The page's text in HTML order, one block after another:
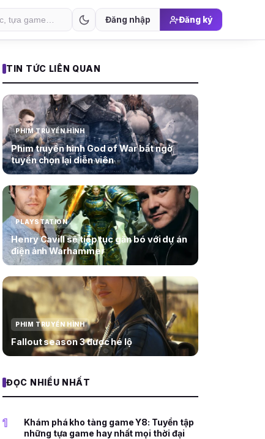
Đăng nhập Đăng ký
TIN TỨC LIÊN QUAN
PHIM TRUYỀN HÌNH
Phim truyền hình God of War bất ngờ
tuyển chọn lại diễn viên
PLAYSTATION
Henry Cavill sẽ tiếp tục gắn bó với dự án
điện ảnh Warhammer
PHIM TRUYỀN HÌNH
Fallout season 3 được hé lộ
ĐỌC NHIỀU NHẤT
1
Khám phá kho tàng game Y8: Tuyển tập
những tựa game hay nhất mọi thời đại